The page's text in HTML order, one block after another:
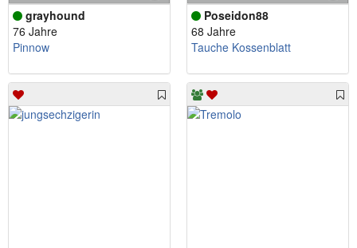
grayhound
76 Jahre
Pinnow
Poseidon88
68 Jahre
Tauche Kossenblatt